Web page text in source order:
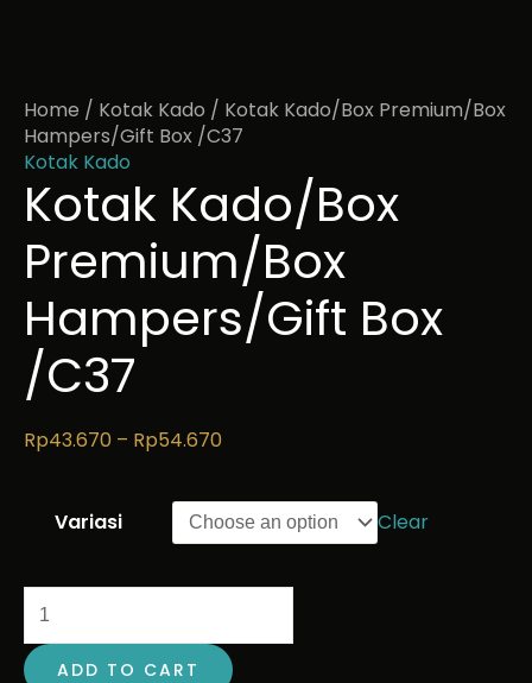
Home / Kotak Kado / Kotak Kado/Box Premium/Box
Hampers/Gift Box /C37
Kotak Kado
Kotak Kado/Box
Premium/Box
Hampers/Gift Box
/C37
Rp43.670 – Rp54.670
Variasi Clear
ADD TO CART